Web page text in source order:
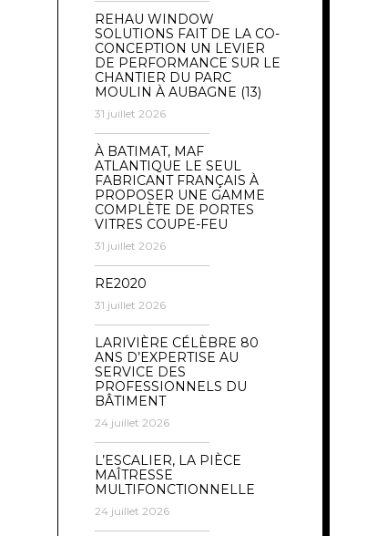
REHAU WINDOW
SOLUTIONS FAIT DE LA CO-
CONCEPTION UN LEVIER
DE PERFORMANCE SUR LE
CHANTIER DU PARC
MOULIN À AUBAGNE (13)
31 juillet 2026
À BATIMAT, MAF
ATLANTIQUE LE SEUL
FABRICANT FRANÇAIS À
PROPOSER UNE GAMME
COMPLÈTE DE PORTES
VITRES COUPE-FEU
31 juillet 2026
RE2020
31 juillet 2026
LARIVIÈRE CÉLÈBRE 80
ANS D’EXPERTISE AU
SERVICE DES
PROFESSIONNELS DU
BÂTIMENT
24 juillet 2026
L’ESCALIER, LA PIÈCE
MAÎTRESSE
MULTIFONCTIONNELLE
24 juillet 2026